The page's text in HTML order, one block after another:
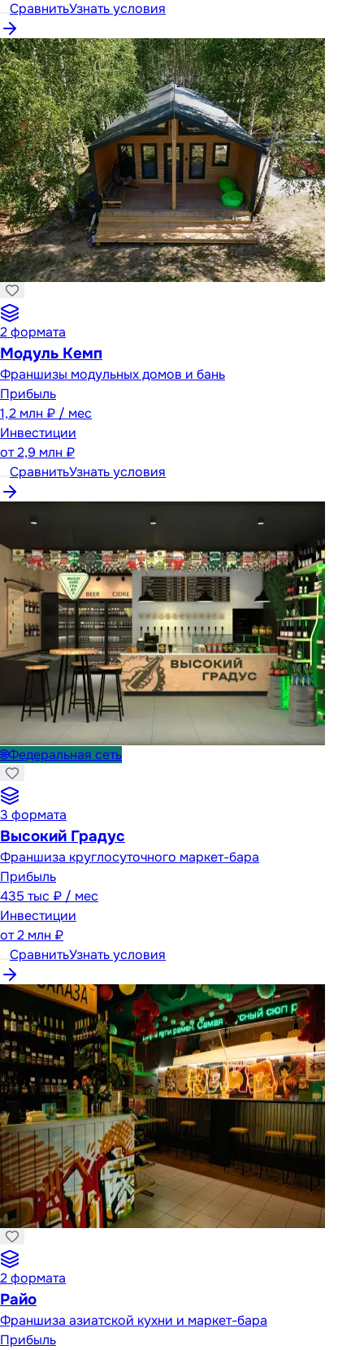
СравнитьУзнать условия
2формата
Модуль Кемп
Франшизы модульных домов и бань
Прибыль
1,2 млн ₽ / мес
Инвестиции
от2,9 млн ₽
СравнитьУзнать условия
🌐Федеральная сеть
3 формата
Высокий Градус
Франшиза круглосуточного маркет-бара
Прибыль
435 тыс ₽ / мес
Инвестиции
от2 млн ₽
СравнитьУзнать условия
2формата
Райо
Франшиза азиатской кухни и маркет-бара
Прибыль